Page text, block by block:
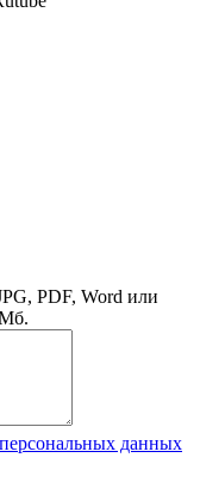
PDF, Word или
персональных данных